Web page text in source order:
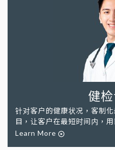
健
针对客户的健康状况，客制
目，让客户在最短时间内，
Learn More